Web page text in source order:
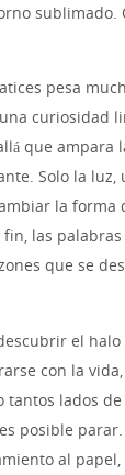
sublimado.
pesa
curiosidad
que ampara
Solo la luz,
la forma
las
que se
el
con la
tantos lados
posible
al